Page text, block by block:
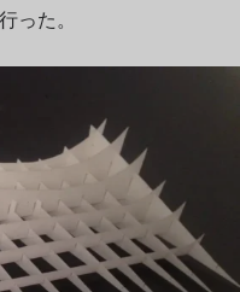
った。